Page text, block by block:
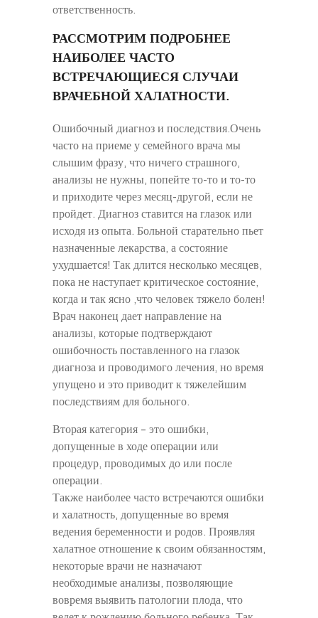
ответственность.
РАССМОТРИМ ПОДРОБНЕЕ
НАИБОЛЕЕ ЧАСТО
ВСТРЕЧАЮЩИЕСЯ СЛУЧАИ
ВРАЧЕБНОЙ ХАЛАТНОСТИ.
Ошибочный диагноз и последствия.Очень
часто на приеме у семейного врача мы
слышим фразу, что ничего страшного,
анализы не нужны, попейте то-то и то-то
и приходите через месяц-другой, если не
пройдет. Диагноз ставится на глазок или
исходя из опыта. Больной старательно пьет
назначенные лекарства, а состояние
ухудшается! Так длится несколько месяцев,
пока не наступает критическое состояние,
когда и так ясно ,что человек тяжело болен!
Врач наконец дает направление на
анализы, которые подтверждают
ошибочность поставленного на глазок
диагноза и проводимого лечения, но время
упущено и это приводит к тяжелейшим
последствиям для больного.
Вторая категория – это ошибки,
допущенные в ходе операции или
процедур, проводимых до или после
операции.
Также наиболее часто встречаются ошибки
и халатность, допущенные во время
ведения беременности и родов. Проявляя
халатное отношение к своим обязанностям,
некоторые врачи не назначают
необходимые анализы, позволяющие
вовремя выявить патологии плода, что